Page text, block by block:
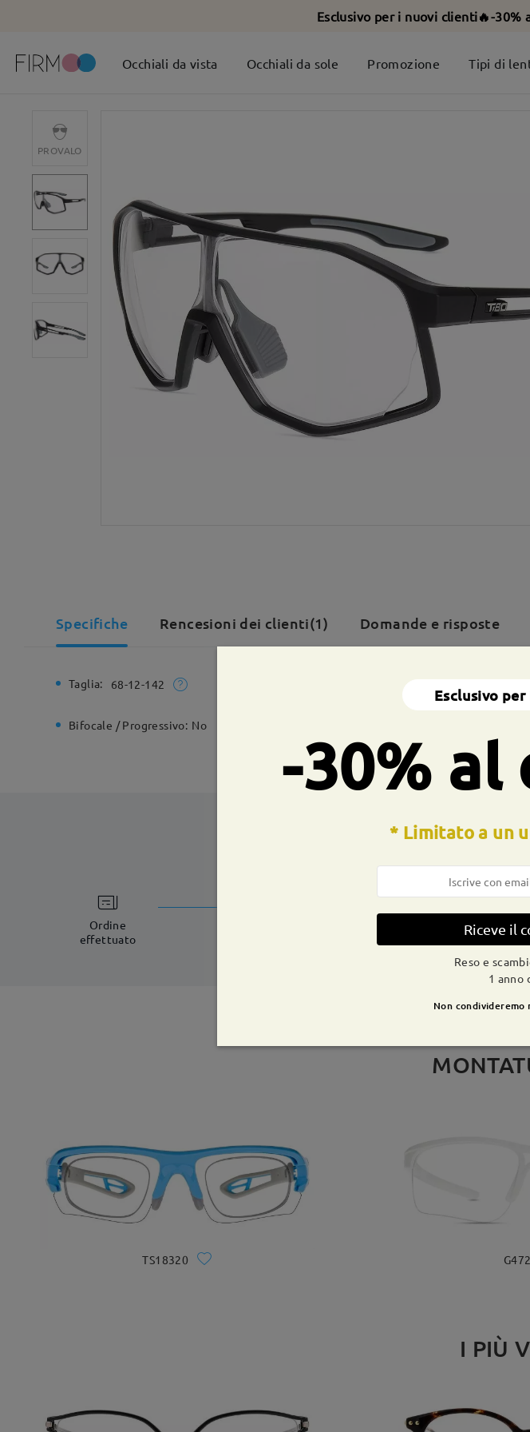
Esclusivo per i nuovi clienti🔥-30%
Occhiali da vista Occhiali da sole Promozione Tipi di
PROVALO
Specifiche Rencesioni dei clienti(1) Domande e risposte
Taglia: 68-12-142 143 mm (Grande)
Bifocale / Progressivo: No
Ordine
effettuato
tempi di spedizione
dettagli
TS18320
I PIÙ
Esclusivo
-30% al
* Limitato a un
Riceve il
Reso e
1 anno
Non